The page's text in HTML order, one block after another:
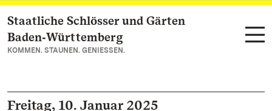
Zum Hauptinhalt springen
Staatliche Schlösser und Gärten
Baden‑Württemberg
KOMMEN. STAUNEN. GENIESSEN.
Freitag, 10. Januar 2025